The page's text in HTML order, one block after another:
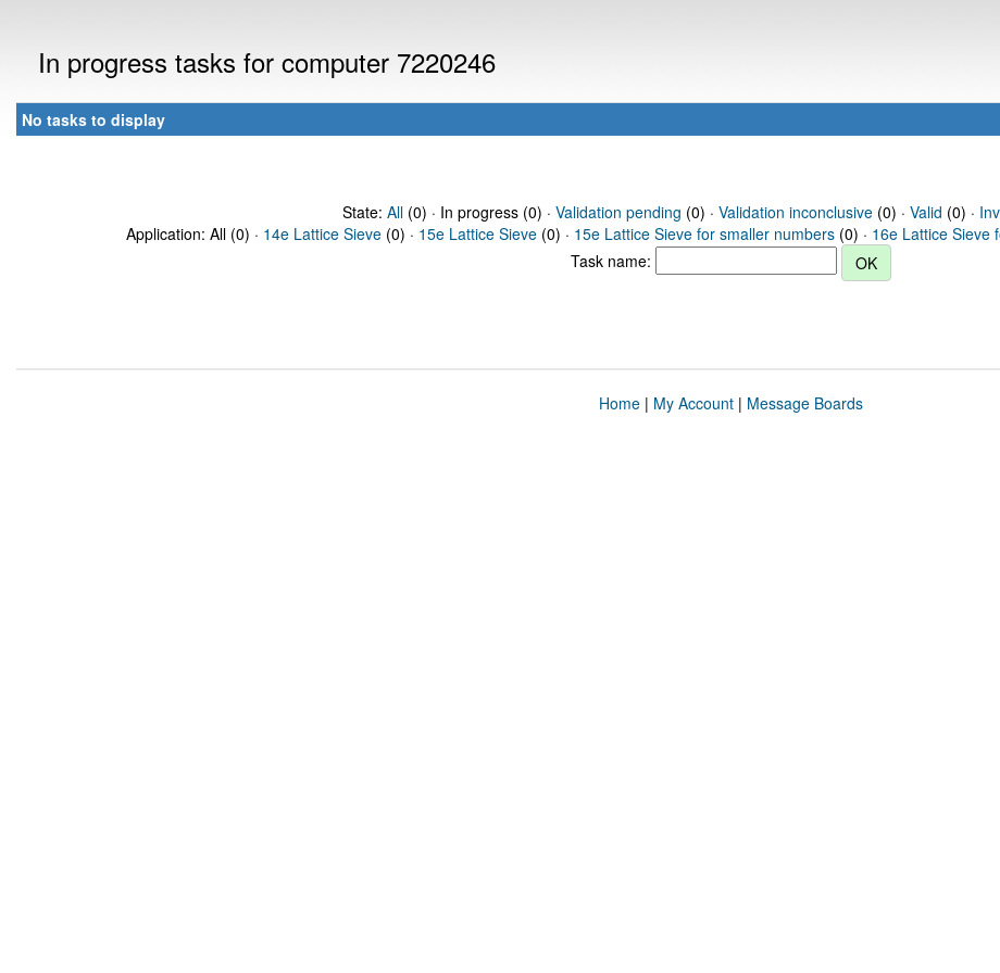
In progress tasks for computer 7220246
No tasks to display
State: All(0) · In progress (0) · Validation pending (0) · Validation inconclusive(0) · Valid (0) ·
Application: All (0) · 14e Lattice Sieve (0) · 15e Lattice Sieve (0) · 15e Lattice Sieve for smaller numbers (0) · 16e Lattice Sieve
Task name:
Home| My Account| Message Boards